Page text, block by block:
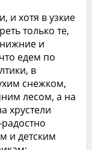
и хотя в узкие
только те,
и
едем по
в
снежком,
лесом, а на
хрустели
и детским